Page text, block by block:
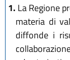
1. La Regione
materia di
diffonde i